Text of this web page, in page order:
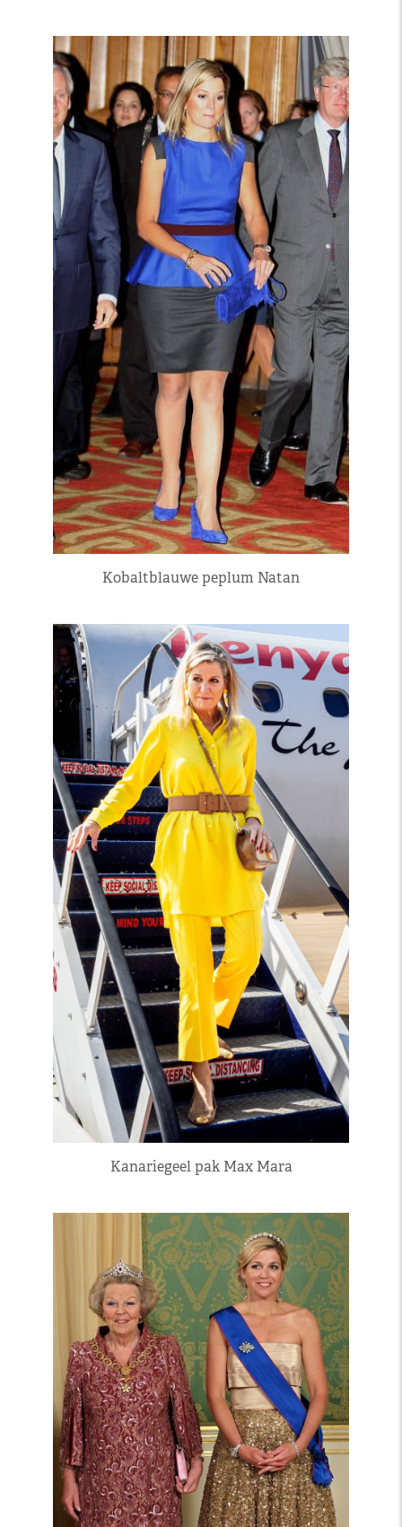
Kobaltblauwe peplum Natan
Kanariegeel pak Max Mara